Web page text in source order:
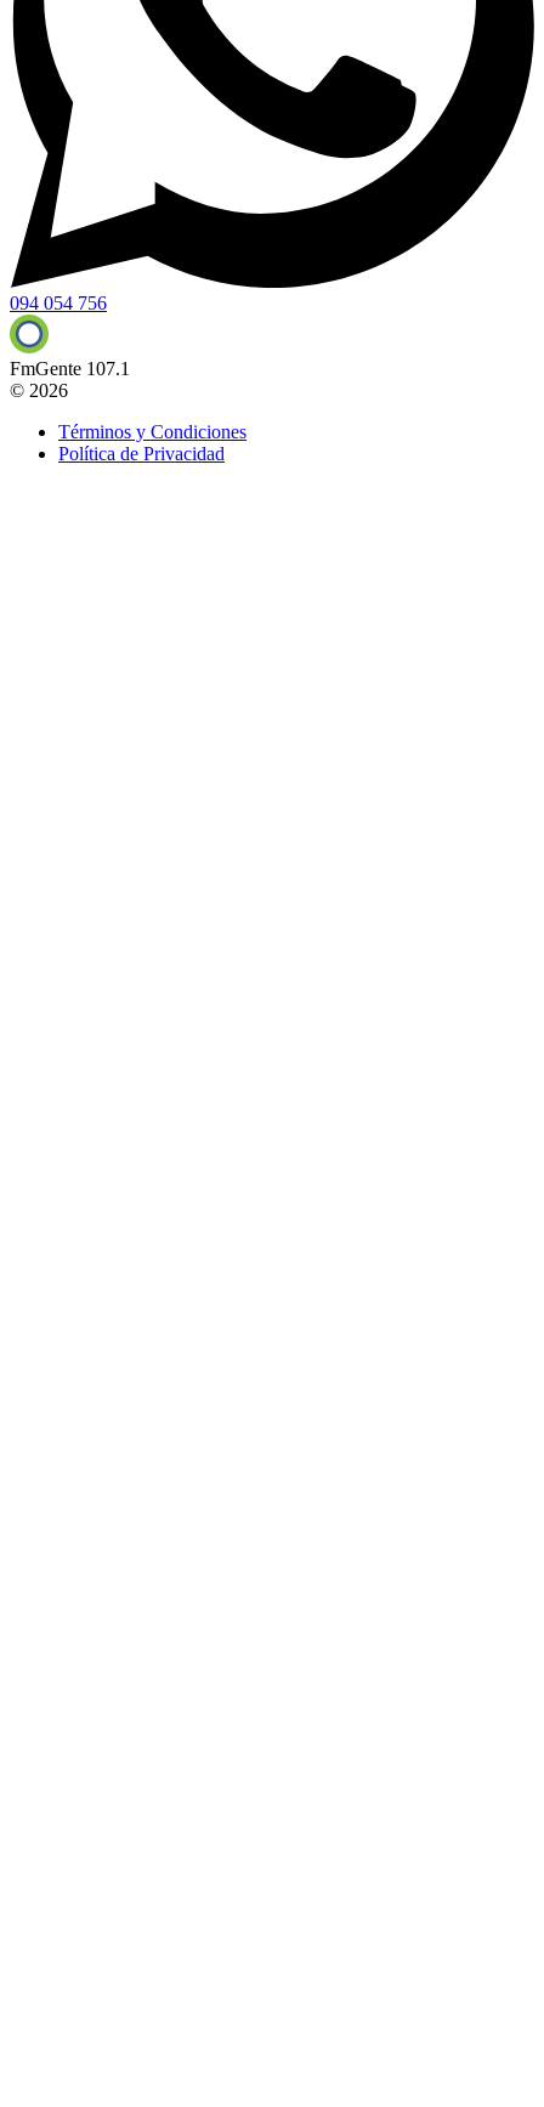
094 054 756
FmGente 107.1
© 2026
Términos y Condiciones
Política de Privacidad